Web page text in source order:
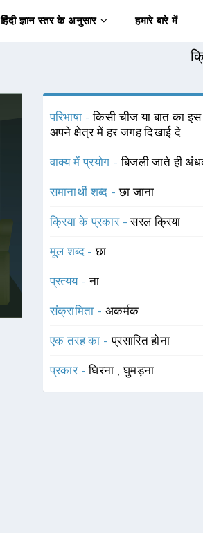
हिंदी ज्ञान स्तर के अनुसार हमारे बारे में
परिभाषा -किसी चीज या बात का
अपने क्षेत्र में हर जगह दिखाई दे
वाक्य में प्रयोग -बिजली जाते ही
समानार्थी शब्द -छा जाना
क्रिया के प्रकार -सरल क्रिया
मूल शब्द -छा
प्रत्यय -ना
संक्रामिता - अकर्मक
एक तरह का -प्रसारित होना
प्रकार -घिरना ,घुमड़ना